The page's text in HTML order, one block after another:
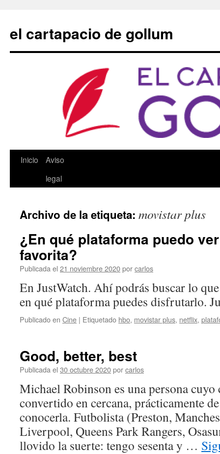
contenido
el cartapacio de gollum
Inicio
Aviso
legal
Archivo de la etiqueta: movistar plus
¿En qué plataforma puedo
favorita?
Publicada el 21 noviembre 2020porcarlos
En JustWatch. Ahí podrás buscar lo
en qué plataforma puedes disfrutarlo.
Publicado en Cine | Etiquetado hbo, movistar plus, netflix,
Good, better, best
Publicada el 30 octubre 2020porcarlos
Michael Robinson es una persona cuyo
convertido en cercana, prácticamente
conocerla. Futbolista (Preston,
Liverpool, Queens Park Rangers,
llovido la suerte: tengo sesenta y …